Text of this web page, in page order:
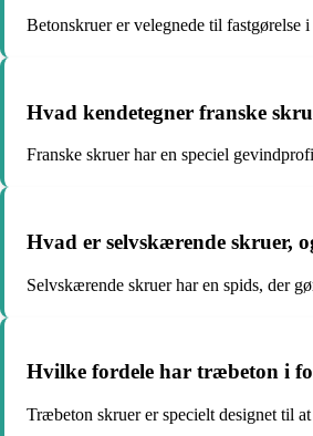
Betonskruer er velegnede til
Hvad kendetegner franske
Franske skruer har en speciel
Hvad er selvskærende skruer,
Selvskærende skruer har en spids, der
Hvilke fordele har træbeton i
Træbeton skruer er specielt designet til